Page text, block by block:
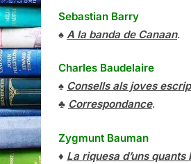
Sebastian Barry
♠ A la banda de Canaan.
Charles Baudelaire
♠ Consells als joves
♣ Correspondance.
Zygmunt Bauman
♦ La riquesa d’uns